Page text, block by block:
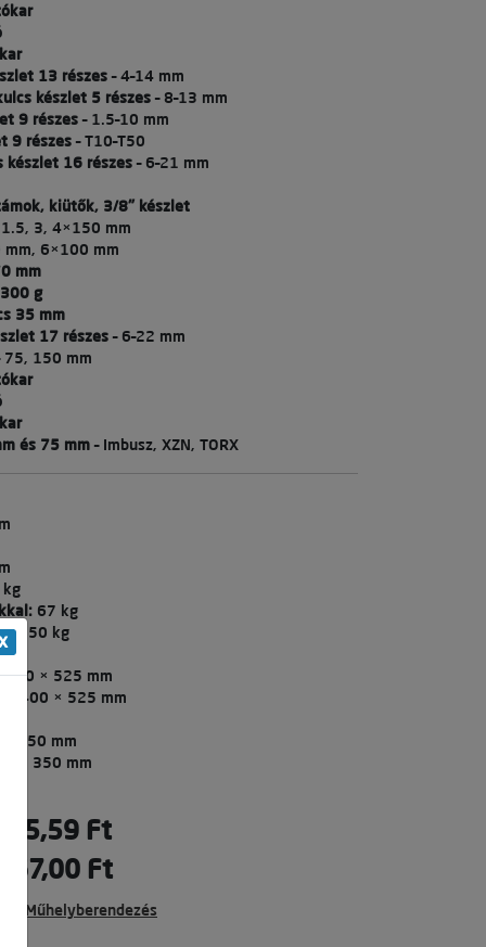
13 részes – 4–14 mm
készlet 5 részes – 8–13 mm
9 részes – 1.5–10 mm
9 részes – T10–T50
készlet 16 részes – 6–21 mm
kiütők, 3/8" készlet
1.5, 3, 4×150 mm
mm, 6×100 mm
mm
g
35 mm
17 részes – 6–22 mm
75, 150 mm
és 75 mm – Imbusz, XZN, TORX
kg
67 kg
150 kg
× 525 mm
× 400 × 525 mm
450 mm
× 350 mm
Ft
Ft
Műhelyberendezés